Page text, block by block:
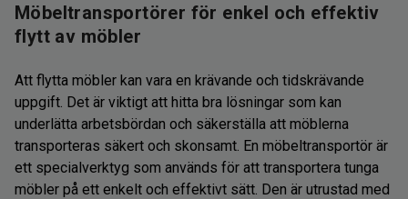
Möbeltransportörer för enkel och effektiv
flytt av möbler
Att flytta möbler kan vara en krävande och tidskrävande
uppgift. Det är viktigt att hitta bra lösningar som kan
underlätta arbetsbördan och säkerställa att möblerna
transporteras säkert och skonsamt. En möbeltransportör är
ett specialverktyg som används för att transportera tunga
möbler på ett enkelt och effektivt sätt. Den är utrustad med